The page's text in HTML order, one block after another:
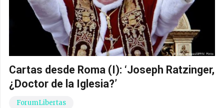
Cartas desde Roma (I): ‘Joseph Ratzinger,
¿Doctor de la Iglesia?’
ForumLibertas